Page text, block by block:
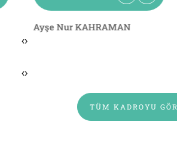
Çiğdem KAHRAMAN
‹›
‹›
TÜM KADROYU GÖR